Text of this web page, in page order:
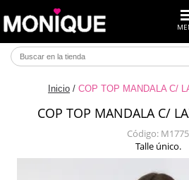
Inicio / COP TOP MANDALA C/
COP TOP MANDALA C/
Código: M1775
Talle único.